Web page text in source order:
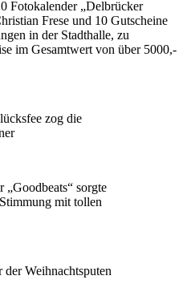
Fotokalender „Delbrücker
Frese und 10 Gutscheine
in der Stadthalle, zu
im Gesamtwert von über 5000,-
zog die
sorgte
mit tollen
Weihnachtsputen